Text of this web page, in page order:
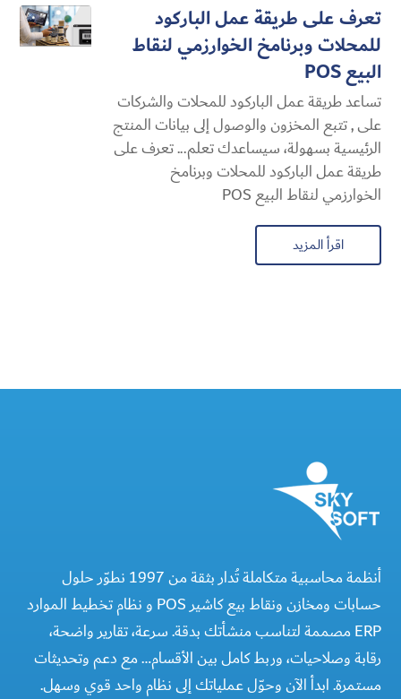
تعرف على طريقة عمل الباركود
للمحلات وبرنامخ الخوارزمي لنقاط
البيع POS
تساعد طريقة عمل الباركود للمحلات والشركات
على , تتبع المخزون والوصول إلى بيانات المنتج
الرئيسية بسهولة، سيساعدك تعلم... تعرف على
طريقة عمل الباركود للمحلات وبرنامخ
الخوارزمي لنقاط البيع POS
اقرأ المزيد
أنظمة محاسبية متكاملة تُدار بثقة من 1997 نطوّر حلول
حسابات ومخازن ونقاط بيع كاشير POS و نظام تخطيط الموارد
ERP مصممة لتناسب منشأتك بدقة. سرعة، تقارير واضحة،
رقابة وصلاحيات، وربط كامل بين الأقسام… مع دعم وتحديثات
مستمرة. ابدأ الآن وحوّل عملياتك إلى نظام واحد قوي وسهل.